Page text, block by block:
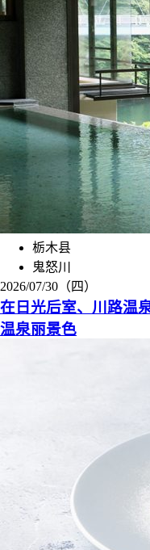
栃木县
鬼怒川
2026/07/30（四）
在日光后室、川路温
温泉丽景色